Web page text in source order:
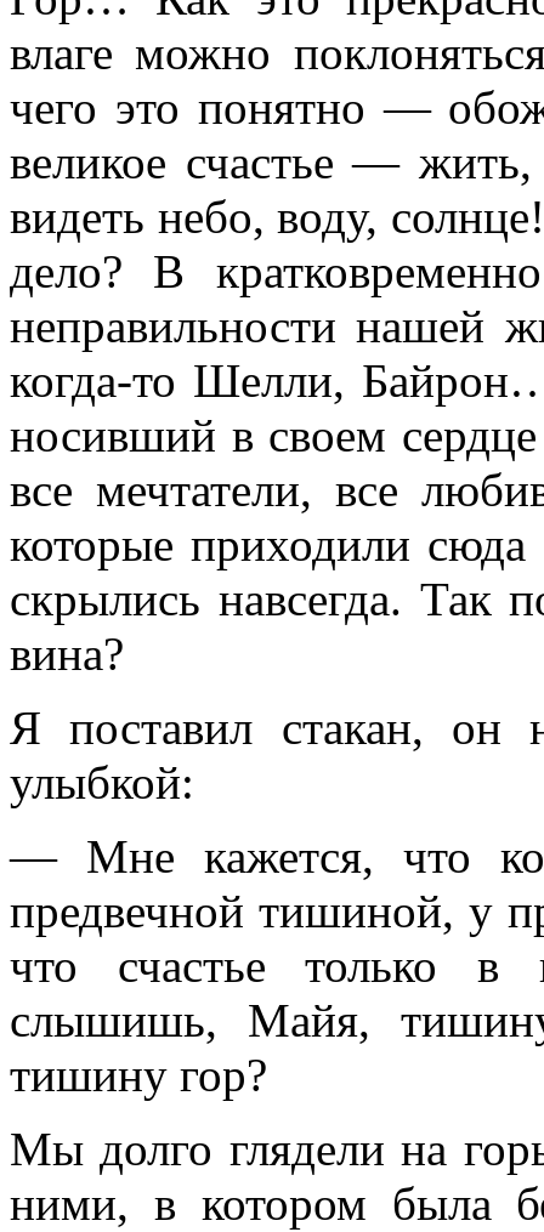
влаге можно
чего это понятно —
великое счастье —
видеть небо, воду,
дело? В
неправильности нашей
когда-то Шелли,
носивший в своем
все мечтатели, все
которые приходили
скрылись навсегда.
вина?
Я поставил стакан, он
улыбкой:
— Мне кажется, что
предвечной тишиной, у
что счастье только
слышишь, Майя,
тишину гор?
Мы долго глядели на
ними, в котором была